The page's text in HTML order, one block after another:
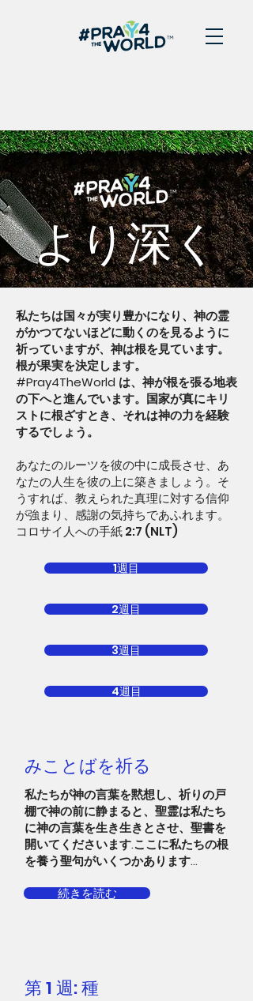
より深く
私たちは国々が実り豊かになり、神の霊
がかつてないほどに動くのを見るように
祈っていますが、神は根を見ています。
根が果実を決定します。
#Pray4TheWorld は、神が根を張る地表
の下へと進んでいます。国家が真にキリ
ストに根ざすとき、それは神の力を経験
するでしょう。
あなたのルーツを彼の中に成長させ、あ
なたの人生を彼の上に築きましょう。そ
うすれば、教えられた真理に対する信仰
が強まり、感謝の気持ちであふれます。
コロサイ人への手紙 2:7 (NLT)
1週目
2週目
3週目
4週目
みことばを祈る
私たちが神の言葉を黙想し、祈りの戸
棚で神の前に静まると、聖霊は私たち
に神の言葉を生き生きとさせ、聖書を
開いてくださいます.ここに私たちの根
を養う聖句がいくつかあります...
続きを読む
第 1 週: 種